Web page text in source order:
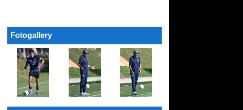
Fotogallery